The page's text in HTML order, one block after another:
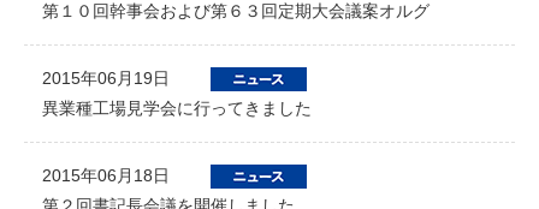
第１０回幹事会および第６３回定期大会議案オルグ
2015年06月19日
異業種工場見学会に行ってきました
2015年06月18日
第２回書記長会議を開催しました